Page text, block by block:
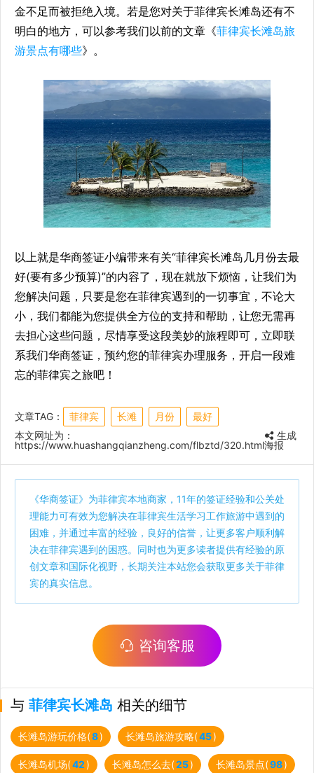
金不足而被拒绝入境。若是您对关于菲律宾长滩岛还有不
明白的地方，可以参考我们以前的文章《菲律宾长滩岛旅
游景点有哪些》。
以上就是华商签证小编带来有关“菲律宾长滩岛几月份去最
好(要有多少预算)”的内容了，现在就放下烦恼，让我们为
您解决问题，只要是您在菲律宾遇到的一切事宜，不论大
小，我们都能为您提供全方位的支持和帮助，让您无需再
去担心这些问题，尽情享受这段美妙的旅程即可，立即联
系我们华商签证，预约您的菲律宾办理服务，开启一段难
忘的菲律宾之旅吧！
文章TAG： 菲律宾 长滩 月份
最好
本文网址为：
https://www.huashangqianzheng.com/flbztd/320.html
生成
海报
《华商签证》为菲律宾本地商家，11年的签证经验和公关处
理能力可有效为您解决在菲律宾生活学习工作旅游中遇到的
困难，并通过丰富的经验，良好的信誉，让更多客户顺利解
决在菲律宾遇到的困惑。同时也为更多读者提供有经验的原
创文章和国际化视野，长期关注本站您会获取更多关于菲律
宾的真实信息。
咨询客服
与 菲律宾长滩岛 相关的细节
长滩岛游玩价格(8) 长滩岛旅游攻略(45)
长滩岛机场(42) 长滩岛怎么去(25) 长滩岛景点(98)